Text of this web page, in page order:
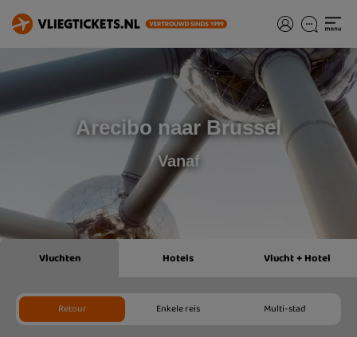
Arecibo naar Brussel
Vanaf